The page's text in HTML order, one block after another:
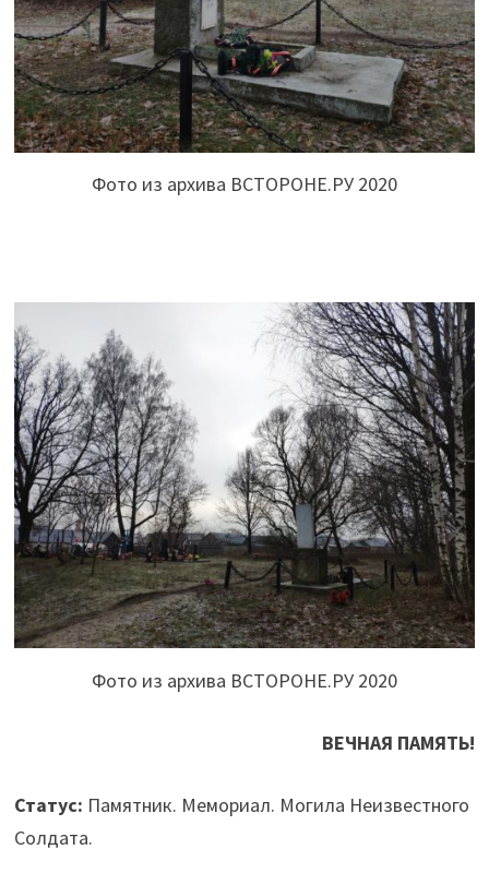
Фото из архива ВСТОРОНЕ.РУ 2020
Фото из архива ВСТОРОНЕ.РУ 2020
ВЕЧНАЯ ПАМЯТЬ!
Статус: Памятник. Мемориал. Могила Неизвестного
Солдата.